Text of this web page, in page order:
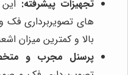
تجهیزات پیشرفته:
های تصویربرداری
بالا و کمترین میزان
پرسنل مجرب و